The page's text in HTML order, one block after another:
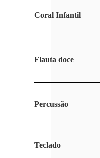
Coral Infantil
Flauta doce
Percussão
Teclado